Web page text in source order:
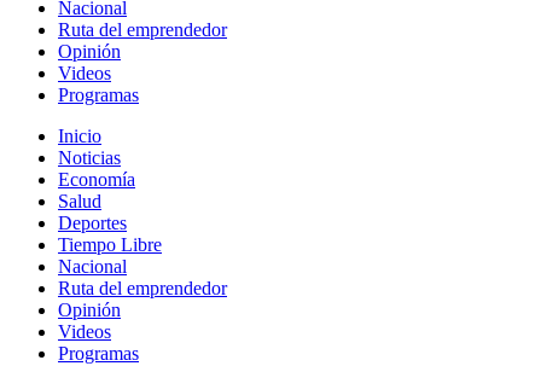
Nacional
Ruta del emprendedor
Opinión
Videos
Programas
Inicio
Noticias
Economía
Salud
Deportes
Tiempo Libre
Nacional
Ruta del emprendedor
Opinión
Videos
Programas